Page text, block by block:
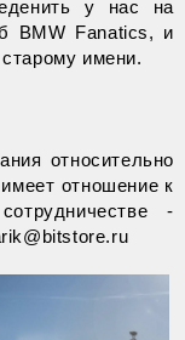
у нас на
BMW Fanatics, и
имени.
относительно
отношение к
-